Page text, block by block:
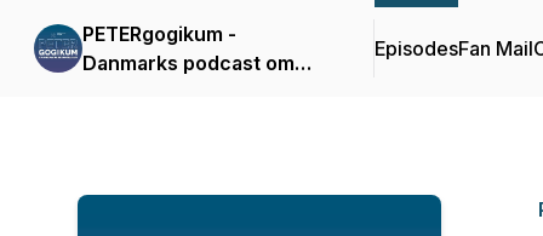
PETERgogikum -
Danmarks podcast om
EpisodesFan Mail